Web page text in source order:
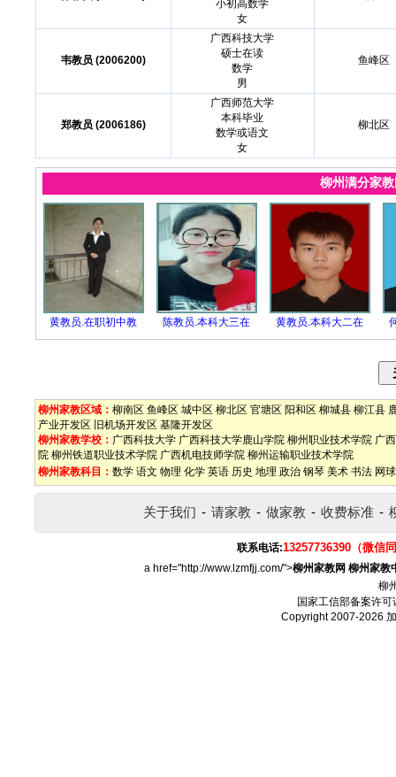
小初高数学
女
韦教员 (2006200)
广西科技大学
硕士在读
数学
男
鱼峰区
郑教员 (2006186)
广西师范大学
本科毕业
数学或语文
女
柳北区
柳州满分家
黄教员.在职初中教 陈教员.本科大三在 黄教员.本科大二在
柳州家教区域： 柳南区 鱼峰区 城中区 柳北区 官塘区 阳和区 柳城县 柳江县
产业开发区
旧机场开发区 基隆开发区
柳州家教学校： 广西科技大学 广西科技大学鹿山学院 柳州职业技术学院 广
院 柳州铁道职业技术学院 广西机电技师学院 柳州运输职业技术学院
柳州家教科目： 数学 语文 物理 化学 英语 历史 地理 政治 钢琴 美术 书法 网球
关于我们 - 请家教 - 做家教 - 收费标准 -
联系电话:13257736390（微信
a href="http://www.lzmfjj.com/">柳州家教网 柳州家教
柳
国家工信部备案许可
Copyright 2007-2026